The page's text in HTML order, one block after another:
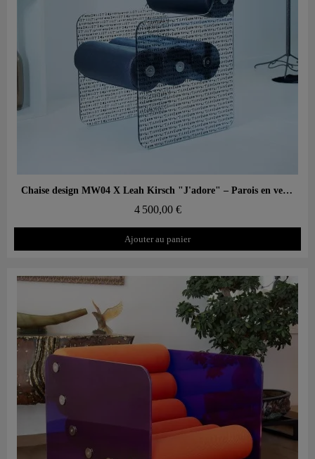
Aperçu rapide Chaise design MW04 X Leah Kirsch "J'adore" – Parois en verre, assise en mousse
4 500,00 €
Ajouter au panier